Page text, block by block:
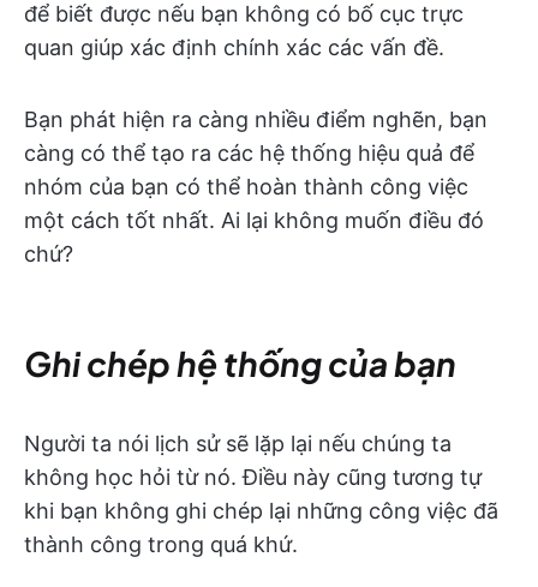
để biết được nếu bạn không có bố cục trực
quan giúp xác định chính xác các vấn đề.
Bạn phát hiện ra càng nhiều điểm nghẽn, bạn
càng có thể tạo ra các hệ thống hiệu quả để
nhóm của bạn có thể hoàn thành công việc
một cách tốt nhất. Ai lại không muốn điều đó
chứ?
Ghi chép hệ thống của bạn
Người ta nói lịch sử sẽ lặp lại nếu chúng ta
không học hỏi từ nó. Điều này cũng tương tự
khi bạn không ghi chép lại những công việc đã
thành công trong quá khứ.